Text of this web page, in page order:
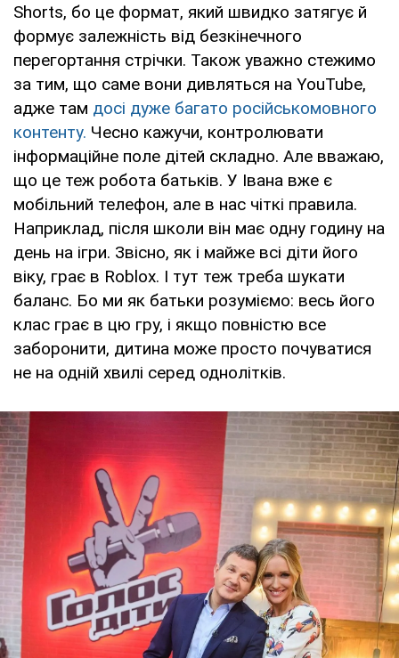
Shorts, бо це формат, який швидко затягує й
формує залежність від безкінечного
перегортання стрічки. Також уважно стежимо
за тим, що саме вони дивляться на YouTube,
адже там досі дуже багато російськомовного
контенту. Чесно кажучи, контролювати
інформаційне поле дітей складно. Але вважаю,
що це теж робота батьків. У Івана вже є
мобільний телефон, але в нас чіткі правила.
Наприклад, після школи він має одну годину на
день на ігри. Звісно, як і майже всі діти його
віку, грає в Roblox. І тут теж треба шукати
баланс. Бо ми як батьки розуміємо: весь його
клас грає в цю гру, і якщо повністю все
заборонити, дитина може просто почуватися
не на одній хвилі серед однолітків.